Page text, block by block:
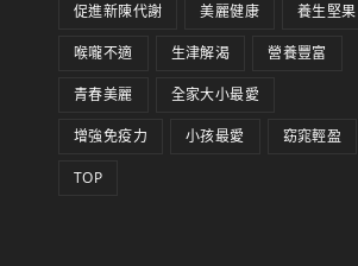
促進新陳代謝 美麗健康 養生堅果
喉嚨不適 生津解渴 營養豐富
青春美麗 全家大小最愛
增強免疫力 小孩最愛 窈窕輕盈
TOP